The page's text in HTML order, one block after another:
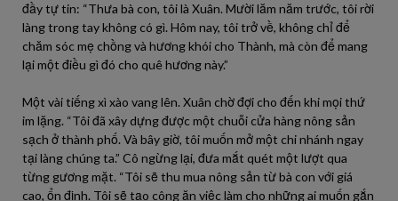
đầy tự tin: “Thưa bà con, tôi là Xuân. Mười lăm năm trước, tôi rời
làng trong tay không có gì. Hôm nay, tôi trở về, không chỉ để
chăm sóc mẹ chồng và hương khói cho Thành, mà còn để mang
lại một điều gì đó cho quê hương này.”
Một vài tiếng xì xào vang lên. Xuân chờ đợi cho đến khi mọi thứ
im lặng. “Tôi đã xây dựng được một chuỗi cửa hàng nông sản
sạch ở thành phố. Và bây giờ, tôi muốn mở một chi nhánh ngay
tại làng chúng ta.” Cô ngừng lại, đưa mắt quét một lượt qua
từng gương mặt. “Tôi sẽ thu mua nông sản từ bà con với giá
cao, ổn định. Tôi sẽ tạo công ăn việc làm cho những ai muốn gắn